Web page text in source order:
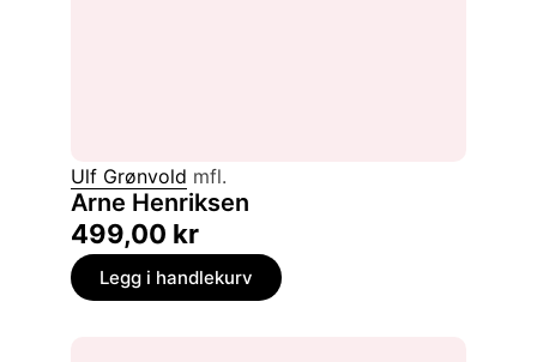
Ulf Grønvold mfl.
Arne Henriksen
499,00 kr
Legg i handlekurv